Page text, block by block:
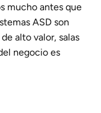
mucho antes que
ASD son
alto valor, salas
negocio es